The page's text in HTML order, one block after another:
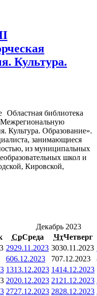
Культура.
Областная библиотека
Межрегиональную
Культура. Образование».
занимающиеся
из муниципальных
школ и
Кировской,
Декабрь 2023
СрСреда ЧтЧетверг
2929.11.2023 3030.11.2023
606.12.2023 707.12.2023
1313.12.2023 1414.12.2023
2020.12.2023 21 21.12.2023
2727.12.2023 2828.12.2023